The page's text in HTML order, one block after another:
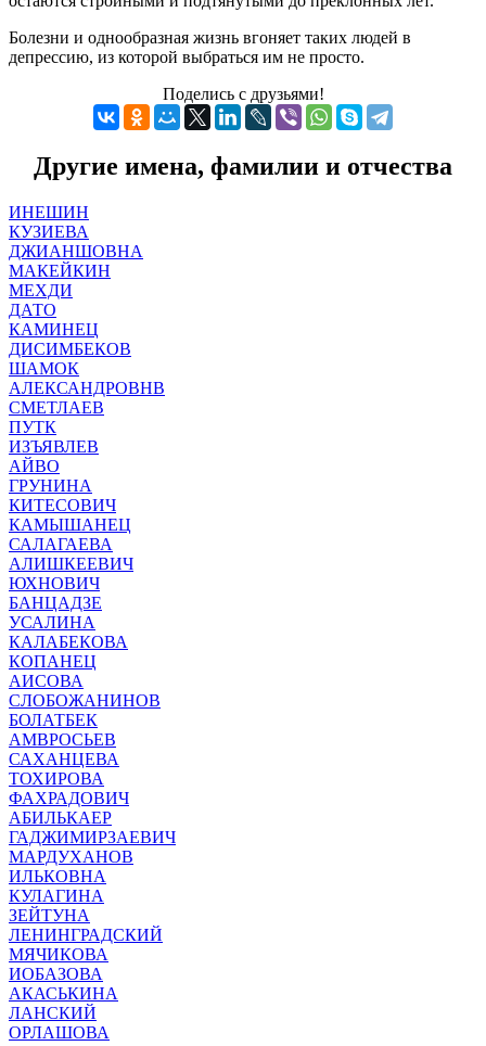
Болезни и однообразная жизнь вгоняет таких людей в
депрессию, из которой выбраться им не просто.
Поделись с друзьями!
Другие имена, фамилии и отчества
ИНЕШИН
КУЗИЕВА
ДЖИАНШОВНА
МАКЕЙКИН
МЕХДИ
ДАТО
КАМИНЕЦ
ДИСИМБЕКОВ
ШАМОК
АЛЕКСАНДРОВНВ
СМЕТЛАЕВ
ПУТК
ИЗЪЯВЛЕВ
АЙВО
ГРУНИНА
КИТЕСОВИЧ
КАМЫШАНЕЦ
САЛАГАЕВА
АЛИШКЕЕВИЧ
ЮХНОВИЧ
БАНЦАДЗЕ
УСАЛИНА
КАЛАБЕКОВА
КОПАНЕЦ
АИСОВА
СЛОБОЖАНИНОВ
БОЛАТБЕК
АМВРОСЬЕВ
САХАНЦЕВА
ТОХИРОВА
ФАХРАДОВИЧ
АБИЛЬКАЕР
ГАДЖИМИРЗАЕВИЧ
МАРДУХАНОВ
ИЛЬКОВНА
КУЛАГИНА
ЗЕЙТУНА
ЛЕНИНГРАДСКИЙ
МЯЧИКОВА
ИОБАЗОВА
АКАСЬКИНА
ЛАНСКИЙ
ОРЛАШОВА